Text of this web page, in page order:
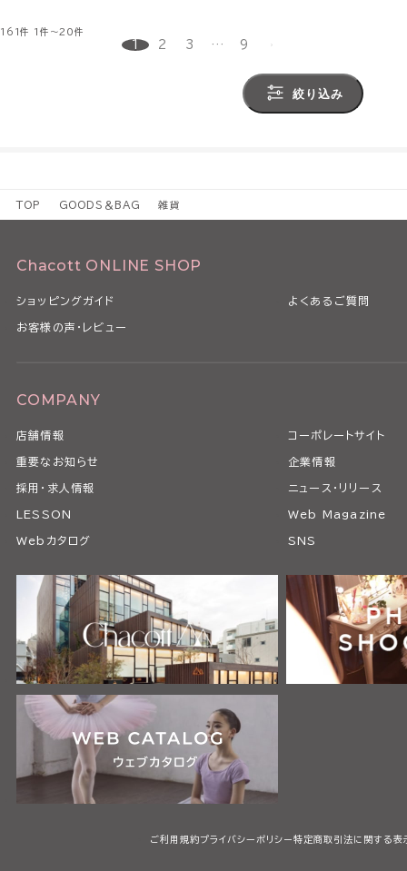
161件 1件～20件
1 2 3 … 9
絞り込み
TOP GOODS＆BAG 雑貨
Chacott ONLINE SHOP
ショッピングガイド よくあるご質問
お客様の声・レビュー
COMPANY
店舗情報 コーポレートサイト
重要なお知らせ 企業情報
採用・求人情報 ニュース・リリース
LESSON Web Magazine
Webカタログ SNS
ご利用規約プライバシーポリシー特定商取引法に関する表